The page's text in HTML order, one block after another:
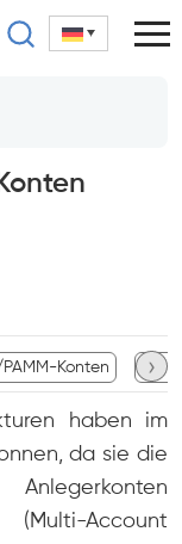
Konten ›
haben im
da sie die
(Multi-Account